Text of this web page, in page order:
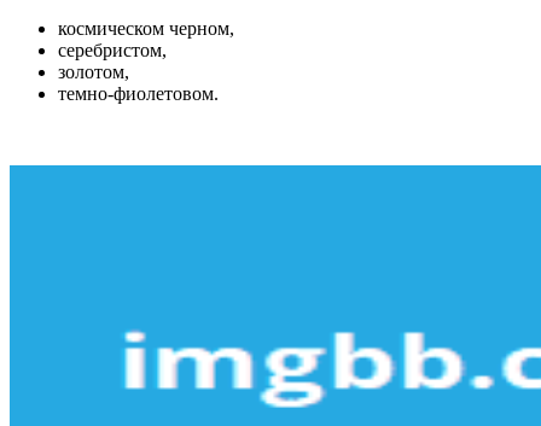
космическом черном,
серебристом,
золотом,
темно-фиолетовом.